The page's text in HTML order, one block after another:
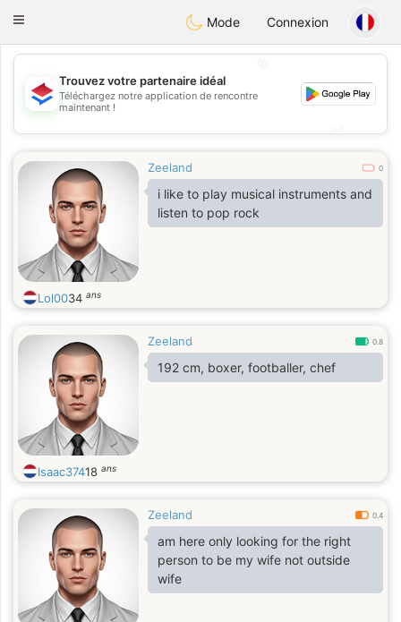
NederlandChat
Toggle
Mode Connexion
💖
💕
Trouvez votre partenaire idéal
Téléchargez notre application de rencontre
maintenant !
Zeeland 0
i like to play musical instruments and
listen to pop rock
Lol0034 ans
Zeeland 0.8
192 cm, boxer, footballer, chef
Isaac37418 ans
Zeeland 0.4
am here only looking for the right
person to be my wife not outside
wife